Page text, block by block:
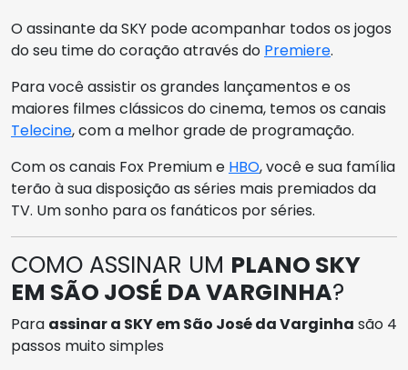
O assinante da SKY pode acompanhar todos os jogos
do seu time do coração através do Premiere.
Para você assistir os grandes lançamentos e os
maiores filmes clássicos do cinema, temos os canais
Telecine, com a melhor grade de programação.
Com os canais Fox Premium e HBO, você e sua família
terão à sua disposição as séries mais premiados da
TV. Um sonho para os fanáticos por séries.
COMO ASSINAR UM PLANO SKY
EM SÃO JOSÉ DA VARGINHA?
Para assinar a SKY em São José da Varginha são 4
passos muito simples